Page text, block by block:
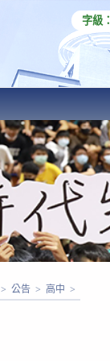
字級：
> 公告 > 高中 >